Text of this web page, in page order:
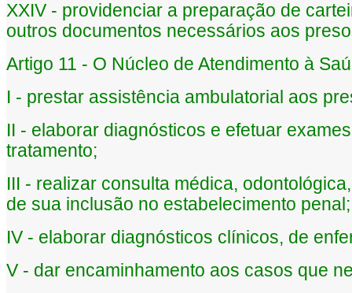
XXIV - providenciar a preparação de
outros documentos necessários aos
Artigo 11 - O Núcleo de Atendimento à
I - prestar assistência ambulatorial aos
II - elaborar diagnósticos e efetuar
tratamento;
III - realizar consulta médica,
de sua inclusão no estabelecimento penal;
IV - elaborar diagnósticos clínicos, de
V - dar encaminhamento aos casos que